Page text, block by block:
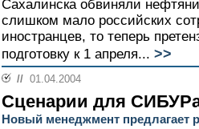
Сахалинска обвиняли
слишком мало российских
иностранцев, то теперь
подготовку к 1 апреля... >>
// 01.04.2004
Сценарии для
Новый менеджмент предлагает